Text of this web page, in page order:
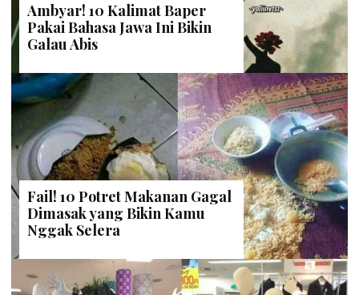
Ambyar! 10 Kalimat Baper
Pakai Bahasa Jawa Ini Bikin
Galau Abis
Fail! 10 Potret Makanan Gagal
Dimasak yang Bikin Kamu
Nggak Selera